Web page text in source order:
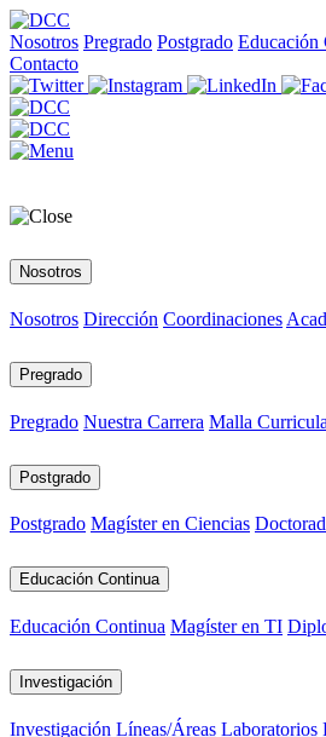
Nosotros Pregrado Postgrado Educación
Contacto
Nosotros
Nosotros Dirección Coordinaciones
Pregrado
Pregrado Nuestra Carrera Malla
Postgrado
Postgrado Magíster en Ciencias
Educación Continua
Educación Continua Magíster en TI
Investigación
Investigación Líneas/Áreas Laboratorios